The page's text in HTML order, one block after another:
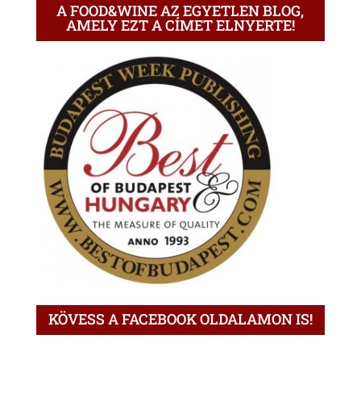
A FOOD&WINE AZ EGYETLEN BLOG,
AMELY EZT A CÍMET ELNYERTE!
KÖVESS A FACEBOOK OLDALAMON IS!